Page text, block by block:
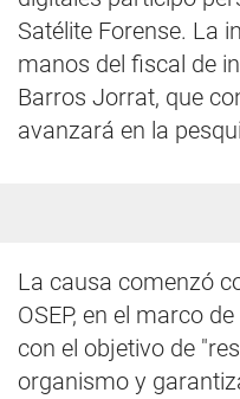
Satélite Forense. La
manos del fiscal de
Barros Jorrat, que
avanzará en la
La causa comenzó
OSEP, en el marco
con el objetivo de
organismo y